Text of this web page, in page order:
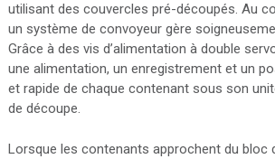
utilisant des couvercles pré-découpés. Au
un système de convoyeur gère
Grâce à des vis d’alimentation à double
une alimentation, un enregistrement et un
et rapide de chaque contenant sous son
de découpe.
Lorsque les contenants approchent du bloc